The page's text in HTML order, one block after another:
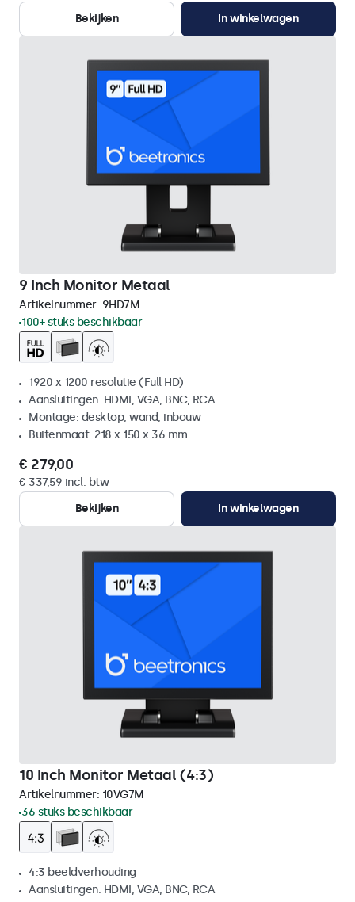
Bekijken
In winkelwagen
9 Inch Monitor Metaal
Artikelnummer: 9HD7M
100+ stuks beschikbaar
1920 x 1200 resolutie (Full HD)
Aansluitingen: HDMI, VGA, BNC, RCA
Montage: desktop, wand, inbouw
Buitenmaat: 218 x 150 x 36 mm
€ 279,00
€ 337,59 incl. btw
Bekijken
In winkelwagen
10 Inch Monitor Metaal (4:3)
Artikelnummer: 10VG7M
36 stuks beschikbaar
4:3 beeldverhouding
Aansluitingen: HDMI, VGA, BNC, RCA